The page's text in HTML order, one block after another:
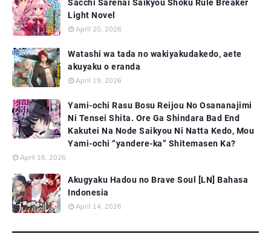
Sacchi Sarenai Saikyou Shoku Rule Breaker
Light Novel
April 20, 2026
Watashi wa tada no wakiyakudakedo, aete
akuyaku o eranda
April 19, 2026
Yami-ochi Rasu Bosu Reijou No Osananajimi
Ni Tensei Shita. Ore Ga Shindara Bad End
Kakutei Na Node Saikyou Ni Natta Kedo, Mou
Yami-ochi “yandere-ka” Shitemasen Ka?
April 16, 2026
Akugyaku Hadou no Brave Soul [LN] Bahasa
Indonesia
April 14, 2026